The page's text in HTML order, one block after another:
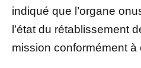
indiqué que l’organe
l’état du rétablissement
mission conformément à